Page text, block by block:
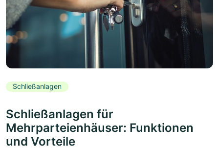
Schließanlagen
Schließanlagen für
Mehrparteienhäuser: Funktionen
und Vorteile